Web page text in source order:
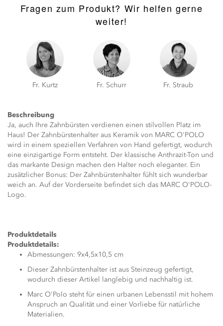
Fragen zum Produkt? Wir helfen gerne
weiter!
Fr. Kurtz Fr. Schurr Fr. Straub
Beschreibung
Ja, auch Ihre Zahnbürsten verdienen einen stilvollen Platz im
Haus! Der Zahnbürstenhalter aus Keramik von MARC O'POLO
wird in einem speziellen Verfahren von Hand gefertigt, wodurch
eine einzigartige Form entsteht. Der klassische Anthrazit-Ton und
das markante Design machen den Halter noch eleganter. Ein
zusätzlicher Bonus: Der Zahnbürstenhalter fühlt sich wunderbar
weich an. Auf der Vorderseite befindet sich das MARC O'POLO-
Logo.
Produktdetails
Produktdetails:
Abmessungen: 9x4,5x10,5 cm
Dieser Zahnbürstenhalter ist aus Steinzeug gefertigt,
wodurch dieser Artikel langlebig und nachhaltig ist.
Marc O'Polo steht für einen urbanen Lebensstil mit hohem
Anspruch an Qualität und einer Vorliebe für natürliche
Materialien.